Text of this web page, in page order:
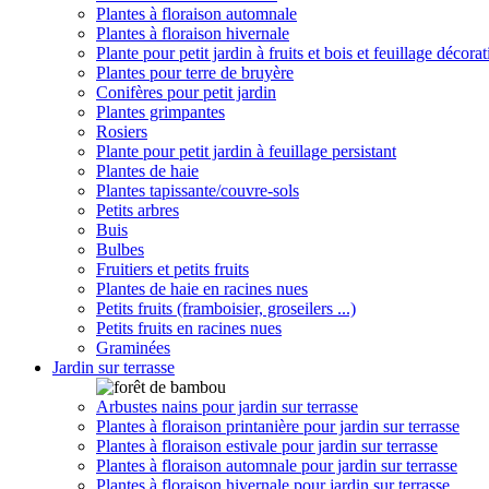
Plantes à floraison automnale
Plantes à floraison hivernale
Plante pour petit jardin à fruits et bois et feuillage
Plantes pour terre de bruyère
Conifères pour petit jardin
Plantes grimpantes
Rosiers
Plante pour petit jardin à feuillage persistant
Plantes de haie
Plantes tapissante/couvre-sols
Petits arbres
Buis
Bulbes
Fruitiers et petits fruits
Plantes de haie en racines nues
Petits fruits (framboisier, groseilers ...)
Petits fruits en racines nues
Graminées
Jardin sur terrasse
Arbustes nains pour jardin sur terrasse
Plantes à floraison printanière pour jardin sur terrasse
Plantes à floraison estivale pour jardin sur terrasse
Plantes à floraison automnale pour jardin sur terrasse
Plantes à floraison hivernale pour jardin sur terrasse